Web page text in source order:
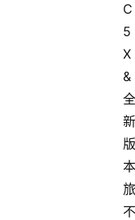
C
5
X
&
全
新
版
本
旅
不